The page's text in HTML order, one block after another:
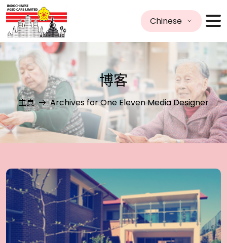
Chinese
博客
主頁 Archives for One Eleven Media Designer